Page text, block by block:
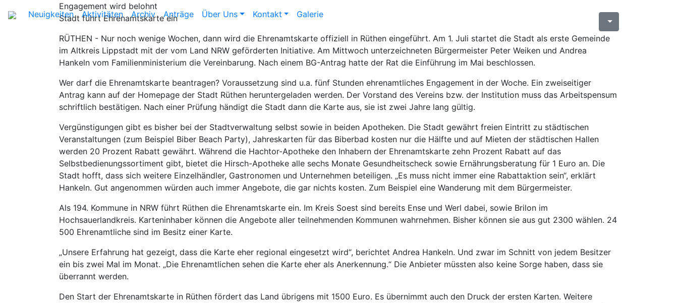
Neuigkeiten Aktivitäten Archiv Anträge Über Uns Kontakt Galerie
Engagement wird belohnt
Stadt führt Ehrenamtskarte ein
RÜTHEN - Nur noch wenige Wochen, dann wird die Ehrenamtskarte offiziell in Rüthen eingeführt. Am 1. Juli startet die Stadt als erste Gemeinde
im Altkreis Lippstadt mit der vom Land NRW geförderten Initiative. Am Mittwoch unterzeichneten Bürgermeister Peter Weiken und Andrea
Hankeln vom Familienministerium die Vereinbarung. Nach einem BG-Antrag hatte der Rat die Einführung im Mai beschlossen.
Wer darf die Ehrenamtskarte beantragen? Voraussetzung sind u.a. fünf Stunden ehrenamtliches Engagement in der Woche. Ein zweiseitiger
Antrag kann auf der Homepage der Stadt Rüthen heruntergeladen werden. Der Vorstand des Vereins bzw. der Institution muss das Arbeitspensum
schriftlich bestätigen. Nach einer Prüfung händigt die Stadt dann die Karte aus, sie ist zwei Jahre lang gültig.
Vergünstigungen gibt es bisher bei der Stadtverwaltung selbst sowie in beiden Apotheken. Die Stadt gewährt freien Eintritt zu städtischen
Veranstaltungen (zum Beispiel Biber Beach Party), Jahreskarten für das Biberbad kosten nur die Hälfte und auf Mieten der städtischen Hallen
werden 20 Prozent Rabatt gewährt. Während die Hachtor-Apotheke den Inhabern der Ehrenamtskarte zehn Prozent Rabatt auf das
Selbstbedienungssortiment gibt, bietet die Hirsch-Apotheke alle sechs Monate Gesundheitscheck sowie Ernährungsberatung für 1 Euro an. Die
Stadt hofft, dass sich weitere Einzelhändler, Gastronomen und Unternehmen beteiligen. „Es muss nicht immer eine Rabattaktion sein“, erklärt
Hankeln. Gut angenommen würden auch immer Angebote, die gar nichts kosten. Zum Beispiel eine Wanderung mit dem Bürgermeister.
Als 194. Kommune in NRW führt Rüthen die Ehrenamtskarte ein. Im Kreis Soest sind bereits Ense und Werl dabei, sowie Brilon im
Hochsauerlandkreis. Karteninhaber können die Angebote aller teilnehmenden Kommunen wahrnehmen. Bisher können sie aus gut 2300 wählen. 24
500 Ehrenamtliche sind im Besitz einer Karte.
„Unsere Erfahrung hat gezeigt, dass die Karte eher regional eingesetzt wird“, berichtet Andrea Hankeln. Und zwar im Schnitt von jedem Besitzer
ein bis zwei Mal im Monat. „Die Ehrenamtlichen sehen die Karte eher als Anerkennung.“ Die Anbieter müssten also keine Sorge haben, dass sie
überrannt werden.
Den Start der Ehrenamtskarte in Rüthen fördert das Land übrigens mit 1500 Euro. Es übernimmt auch den Druck der ersten Karten. Weitere